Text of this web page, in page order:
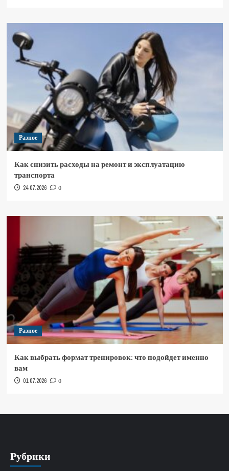
Разное
Как снизить расходы на ремонт и эксплуатацию
транспорта
24.07.2026 0
Разное
Как выбрать формат тренировок: что подойдет именно
вам
01.07.2026 0
Рубрики